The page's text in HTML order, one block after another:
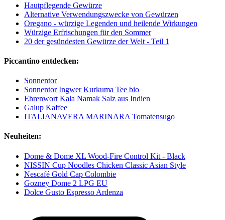
Hautpflegende Gewürze
Alternative Verwendungszwecke von Gewürzen
Oregano - würzige Legenden und heilende Wirkungen
Würzige Erfrischungen für den Sommer
20 der gesündesten Gewürze der Welt - Teil 1
Piccantino entdecken:
Sonnentor
Sonnentor Ingwer Kurkuma Tee bio
Ehrenwort Kala Namak Salz aus Indien
Galup Kaffee
ITALIANAVERA MARINARA Tomatensugo
Neuheiten:
Dome & Dome XL Wood-Fire Control Kit - Black
NISSIN Cup Noodles Chicken Classic Asian Style
Nescafé Gold Cap Colombie
Gozney Dome 2 LPG EU
Dolce Gusto Espresso Ardenza